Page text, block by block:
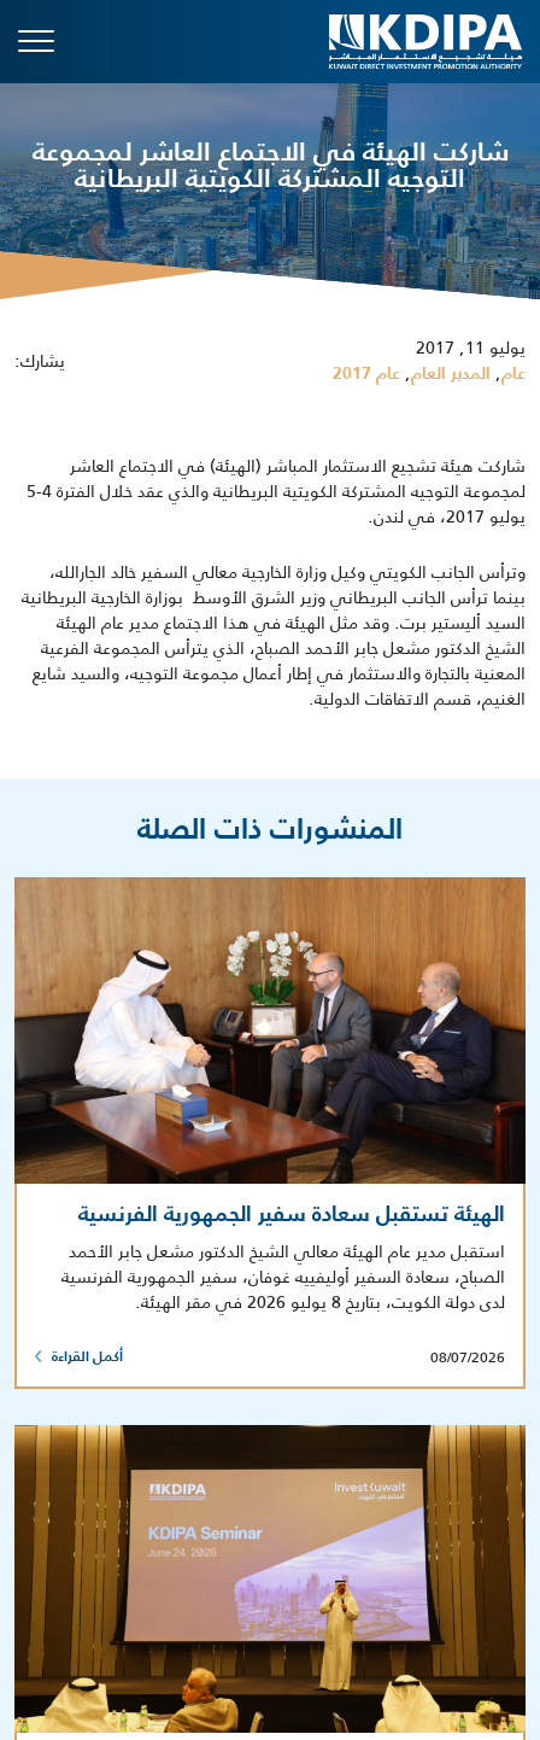
شاركت الهيئة في الاجتماع العاشر لمجموعة
التوجيه المشتركة الكويتية البريطانية
يوليو 11, 2017
عام, المدير العام, عام 2017 يشارك:
شاركت هيئة تشجيع الاستثمار المباشر (الهيئة) في الاجتماع العاشر
لمجموعة التوجيه المشتركة الكويتية البريطانية والذي عقد خلال الفترة 4-5
يوليو 2017، في لندن.
وترأس الجانب الكويتي وكيل وزارة الخارجية معالي السفير خالد الجارالله،
بينما ترأس الجانب البريطاني وزير الشرق الأوسط بوزارة الخارجية البريطانية
السيد أليستير برت. وقد مثل الهيئة في هذا الاجتماع مدير عام الهيئة
الشيخ الدكتور مشعل جابر الأحمد الصباح، الذي يترأس المجموعة الفرعية
المعنية بالتجارة والاستثمار في إطار أعمال مجموعة التوجيه، والسيد شايع
الغنيم، قسم الاتفاقات الدولية.
المنشورات ذات الصلة
الهيئة تستقبل سعادة سفير الجمهورية الفرنسية
استقبل مدير عام الهيئة معالي الشيخ الدكتور مشعل جابر الأحمد
الصباح، سعادة السفير أوليفييه غوفان، سفير الجمهورية الفرنسية
لدى دولة الكويت، بتاريخ 8 يوليو 2026 في مقر الهيئة.
08/07/2026 أكمل القراءة